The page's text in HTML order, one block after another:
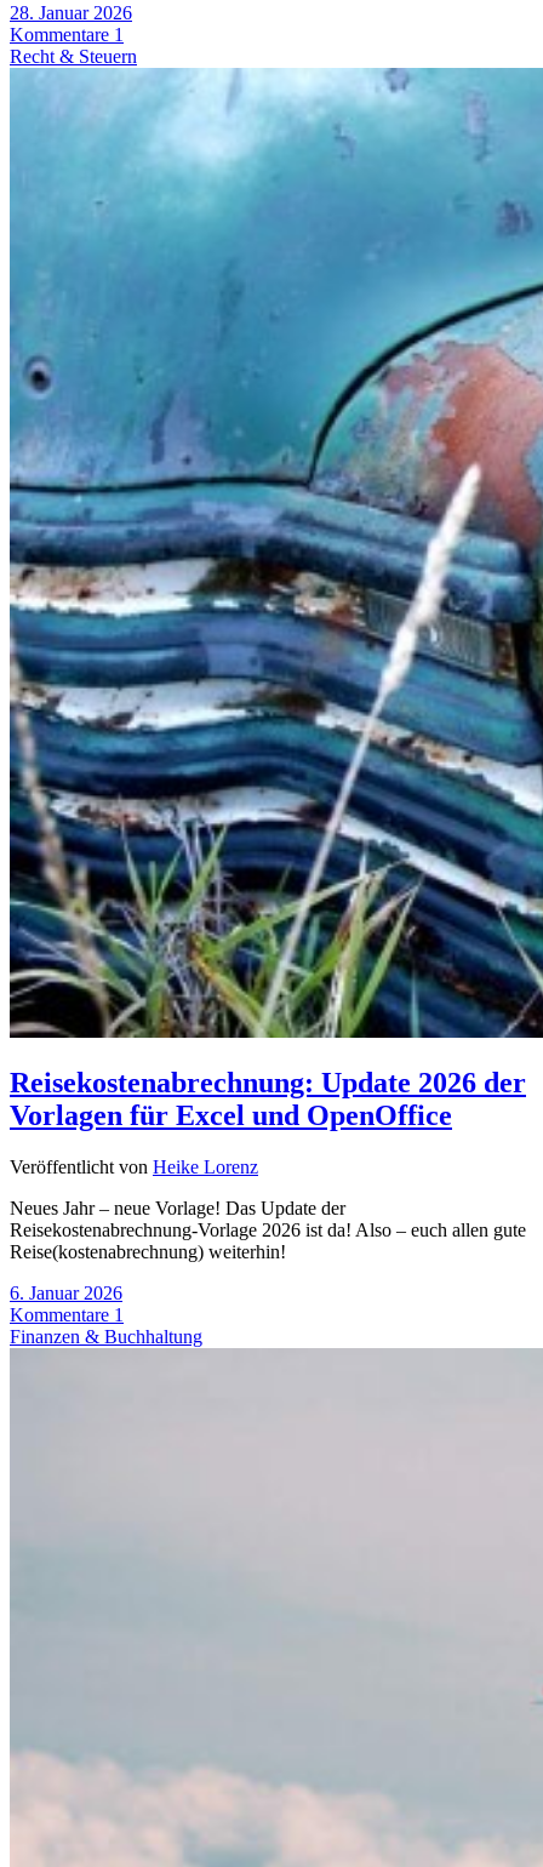
28. Januar 2026
Kommentare 1
Recht & Steuern
Reisekostenabrechnung: Update 2026 der
Vorlagen für Excel und OpenOffice
Veröffentlicht von Heike Lorenz
Neues Jahr – neue Vorlage! Das Update der
Reisekostenabrechnung-Vorlage 2026 ist da! Also – euch allen gute
Reise(kostenabrechnung) weiterhin!
6. Januar 2026
Kommentare 1
Finanzen & Buchhaltung